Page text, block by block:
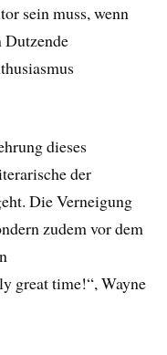
sein muss, wenn
Dutzende
dieses
der
Die Verneigung
zudem vor dem
great time!“, Wayne